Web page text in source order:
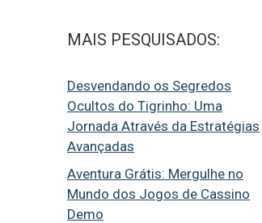
MAIS PESQUISADOS:
Desvendando os Segredos
Ocultos do Tigrinho: Uma
Jornada Através da Estratégias
Avançadas
Aventura Grátis: Mergulhe no
Mundo dos Jogos de Cassino
Demo